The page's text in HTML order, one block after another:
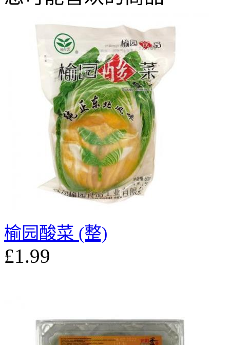
榆园酸菜 (整)
£1.99